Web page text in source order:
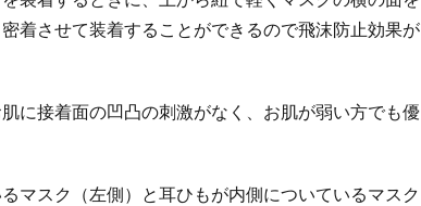
着させて装着することができるので飛沫防止効果が
に接着面の凹凸の刺激がなく、お肌が弱い方でも優
マスク（左側）と耳ひもが内側についているマスク